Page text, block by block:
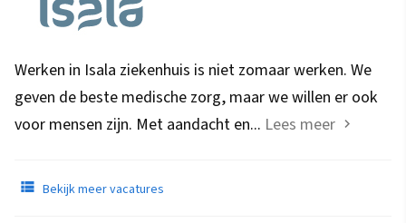
Werken in Isala ziekenhuis is niet zomaar werken. We
geven de beste medische zorg, maar we willen er ook
voor mensen zijn. Met aandacht en... Lees meer
Bekijk meer vacatures